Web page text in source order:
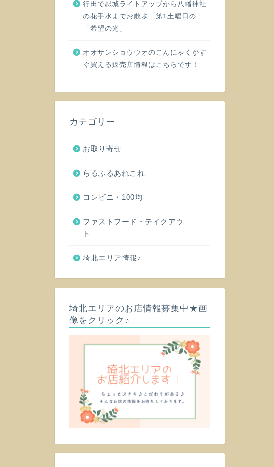
行田で忍城ライトアップから八幡神社
の花手水までお散歩・第1土曜日の
「希望の光」
オオサンショウウオのこんにゃくがす
ぐ買える販売店情報はこちらです！
カテゴリー
お取り寄せ
らるふるあれこれ
コンビニ・100均
ファストフード・テイクアウ
ト
埼北エリア情報♪
埼北エリアのお店情報募集中★画
像をクリック♪